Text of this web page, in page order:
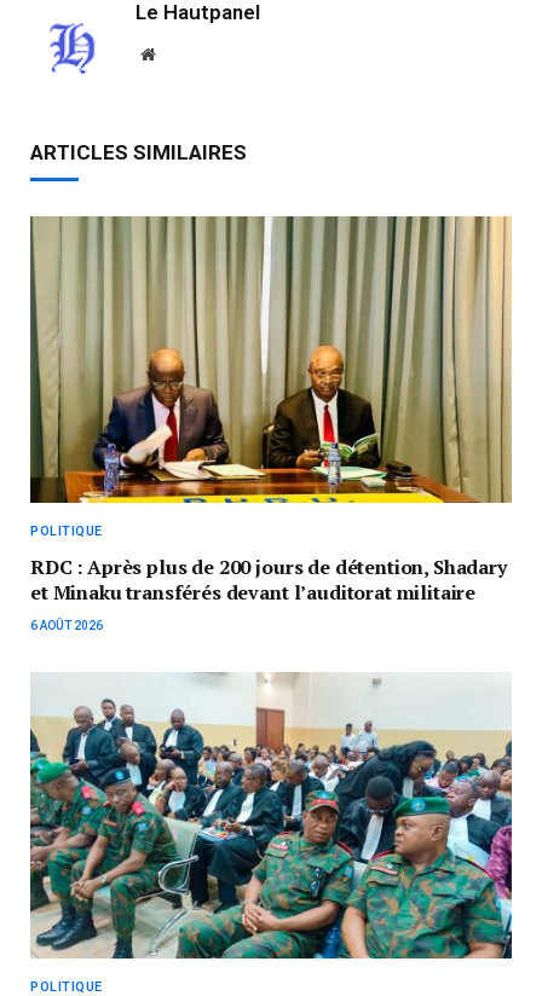
Le Hautpanel
Website
ARTICLES SIMILAIRES
POLITIQUE
RDC : Après plus de 200 jours de détention, Shadary
et Minaku transférés devant l’auditorat militaire
6 AOÛT 2026
POLITIQUE